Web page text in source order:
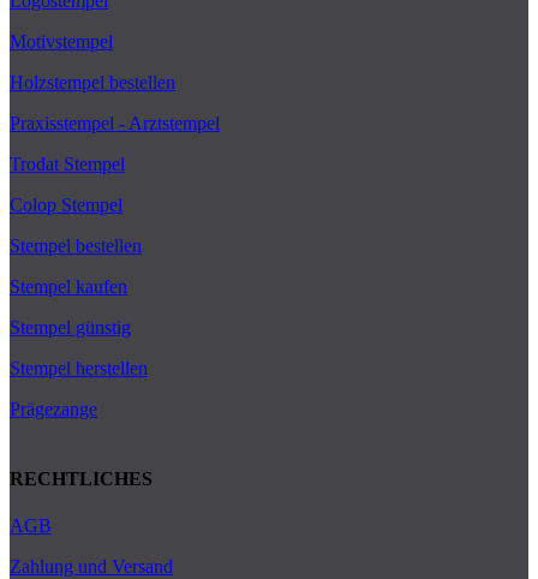
Motivstempel
Holzstempel bestellen
Praxisstempel - Arztstempel
Trodat Stempel
Colop Stempel
Stempel bestellen
Stempel kaufen
Stempel günstig
Stempel herstellen
Prägezange
RECHTLICHES
AGB
Zahlung und Versand